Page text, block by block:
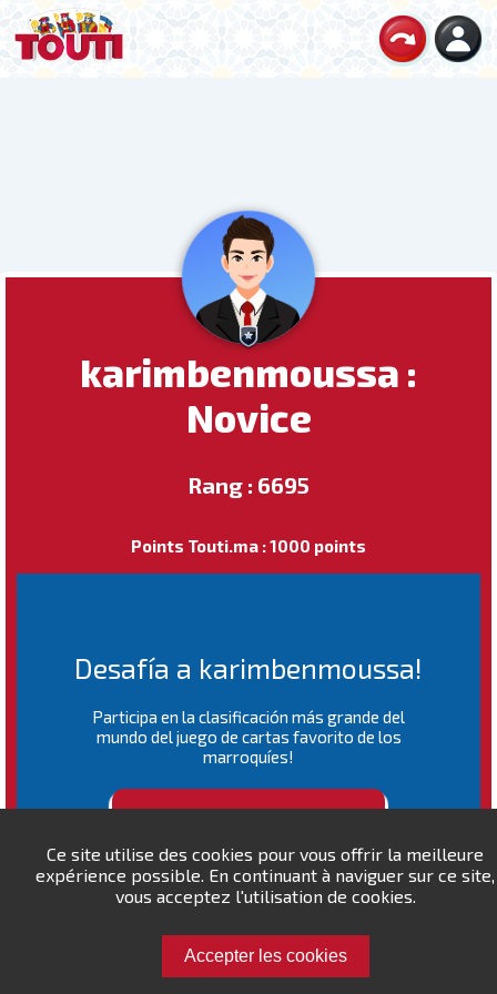
Ce site utilise des cookies pour vous offrir la meilleure
expérience possible. En continuant à naviguer sur ce site,
vous acceptez l'utilisation de cookies.
Accepter les cookies
karimbenmoussa :
Novice
Rang : 6695
Points Touti.ma : 1000 points
Desafía a karimbenmoussa!
Participa en la clasificación más grande del
mundo del juego de cartas favorito de los
marroquíes!
RANKING MUNDIAL